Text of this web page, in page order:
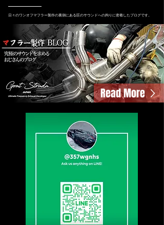
日々のワンオフマフラー製作の裏側にある匠のサウンドへの拘りに密着したブログです。
Read More